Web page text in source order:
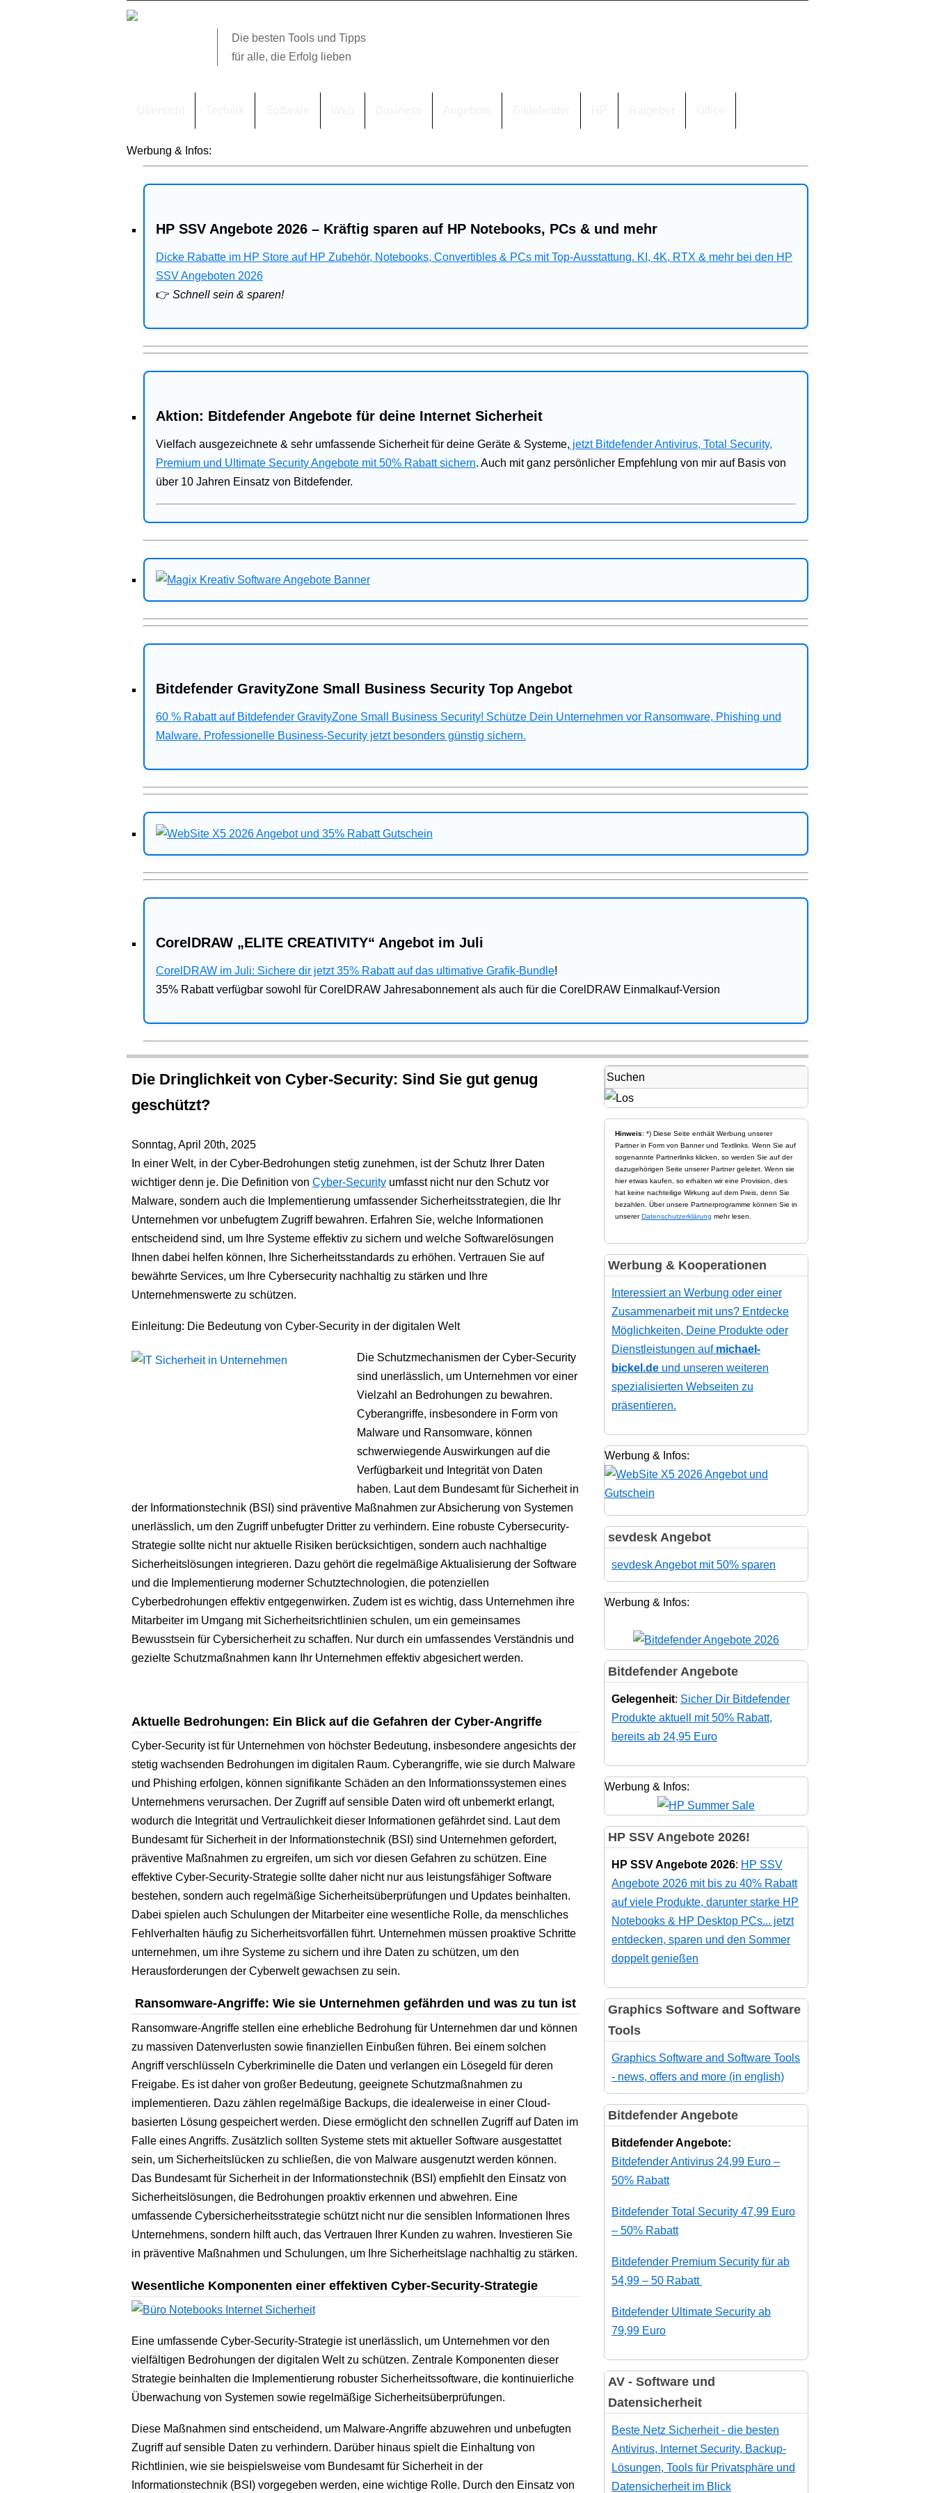
Die besten Tools und Tipps
für alle, die Erfolg lieben
Werbung & Infos:
HP SSV Angebote 2026 – Kräftig sparen auf HP Notebooks, PCs & und mehr
Dicke Rabatte im HP Store auf HP Zubehör, Notebooks, Convertibles & PCs mit Top-Ausstattung. KI, 4K, RTX & mehr bei den HP
SSV Angeboten 2026
👉 Schnell sein & sparen!
Aktion: Bitdefender Angebote für deine Internet Sicherheit
Vielfach ausgezeichnete & sehr umfassende Sicherheit für deine Geräte & Systeme, jetzt Bitdefender Antivirus, Total Security,
Premium und Ultimate Security Angebote mit 50% Rabatt sichern. Auch mit ganz persönlicher Empfehlung von mir auf Basis von
über 10 Jahren Einsatz von Bitdefender.
Bitdefender GravityZone Small Business Security Top Angebot
60 % Rabatt auf Bitdefender GravityZone Small Business Security! Schütze Dein Unternehmen vor Ransomware, Phishing und
Malware. Professionelle Business-Security jetzt besonders günstig sichern.
CorelDRAW „ELITE CREATIVITY“ Angebot im Juli
CorelDRAW im Juli: Sichere dir jetzt 35% Rabatt auf das ultimative Grafik-Bundle!
35% Rabatt verfügbar sowohl für CorelDRAW Jahresabonnement als auch für die CorelDRAW Einmalkauf-Version
Die Dringlichkeit von Cyber-Security: Sind Sie gut genug
geschützt?
Sonntag, April 20th, 2025
In einer Welt, in der Cyber-Bedrohungen stetig zunehmen, ist der Schutz Ihrer Daten
wichtiger denn je. Die Definition von Cyber-Securityumfasst nicht nur den Schutz vor
Malware, sondern auch die Implementierung umfassender Sicherheitsstrategien, die Ihr
Unternehmen vor unbefugtem Zugriff bewahren. Erfahren Sie, welche Informationen
entscheidend sind, um Ihre Systeme effektiv zu sichern und welche Softwarelösungen
Ihnen dabei helfen können, Ihre Sicherheitsstandards zu erhöhen. Vertrauen Sie auf
bewährte Services, um Ihre Cybersecurity nachhaltig zu stärken und Ihre
Unternehmenswerte zu schützen.
Einleitung: Die Bedeutung von Cyber-Security in der digitalen Welt
Die Schutzmechanismen der Cyber-Security
sind unerlässlich, um Unternehmen vor einer
Vielzahl an Bedrohungen zu bewahren.
Cyberangriffe, insbesondere in Form von
Malware und Ransomware, können
schwerwiegende Auswirkungen auf die
Verfügbarkeit und Integrität von Daten
haben. Laut dem Bundesamt für Sicherheit in
der Informationstechnik (BSI) sind präventive Maßnahmen zur Absicherung von Systemen
unerlässlich, um den Zugriff unbefugter Dritter zu verhindern. Eine robuste Cybersecurity-
Strategie sollte nicht nur aktuelle Risiken berücksichtigen, sondern auch nachhaltige
Sicherheitslösungen integrieren. Dazu gehört die regelmäßige Aktualisierung der Software
und die Implementierung moderner Schutztechnologien, die potenziellen
Cyberbedrohungen effektiv entgegenwirken. Zudem ist es wichtig, dass Unternehmen ihre
Mitarbeiter im Umgang mit Sicherheitsrichtlinien schulen, um ein gemeinsames
Bewusstsein für Cybersicherheit zu schaffen. Nur durch ein umfassendes Verständnis und
gezielte Schutzmaßnahmen kann Ihr Unternehmen effektiv abgesichert werden.
Aktuelle Bedrohungen: Ein Blick auf die Gefahren der Cyber-Angriffe
Cyber-Security ist für Unternehmen von höchster Bedeutung, insbesondere angesichts der
stetig wachsenden Bedrohungen im digitalen Raum. Cyberangriffe, wie sie durch Malware
und Phishing erfolgen, können signifikante Schäden an den Informationssystemen eines
Unternehmens verursachen. Der Zugriff auf sensible Daten wird oft unbemerkt erlangt,
wodurch die Integrität und Vertraulichkeit dieser Informationen gefährdet sind. Laut dem
Bundesamt für Sicherheit in der Informationstechnik (BSI) sind Unternehmen gefordert,
präventive Maßnahmen zu ergreifen, um sich vor diesen Gefahren zu schützen. Eine
effektive Cyber-Security-Strategie sollte daher nicht nur aus leistungsfähiger Software
bestehen, sondern auch regelmäßige Sicherheitsüberprüfungen und Updates beinhalten.
Dabei spielen auch Schulungen der Mitarbeiter eine wesentliche Rolle, da menschliches
Fehlverhalten häufig zu Sicherheitsvorfällen führt. Unternehmen müssen proaktive Schritte
unternehmen, um ihre Systeme zu sichern und ihre Daten zu schützen, um den
Herausforderungen der Cyberwelt gewachsen zu sein.
Ransomware-Angriffe: Wie sie Unternehmen gefährden und was zu tun ist
Ransomware-Angriffe stellen eine erhebliche Bedrohung für Unternehmen dar und können
zu massiven Datenverlusten sowie finanziellen Einbußen führen. Bei einem solchen
Angriff verschlüsseln Cyberkriminelle die Daten und verlangen ein Lösegeld für deren
Freigabe. Es ist daher von großer Bedeutung, geeignete Schutzmaßnahmen zu
implementieren. Dazu zählen regelmäßige Backups, die idealerweise in einer Cloud-
basierten Lösung gespeichert werden. Diese ermöglicht den schnellen Zugriff auf Daten im
Falle eines Angriffs. Zusätzlich sollten Systeme stets mit aktueller Software ausgestattet
sein, um Sicherheitslücken zu schließen, die von Malware ausgenutzt werden können.
Das Bundesamt für Sicherheit in der Informationstechnik (BSI) empfiehlt den Einsatz von
Sicherheitslösungen, die Bedrohungen proaktiv erkennen und abwehren. Eine
umfassende Cybersicherheitsstrategie schützt nicht nur die sensiblen Informationen Ihres
Unternehmens, sondern hilft auch, das Vertrauen Ihrer Kunden zu wahren. Investieren Sie
in präventive Maßnahmen und Schulungen, um Ihre Sicherheitslage nachhaltig zu stärken.
Wesentliche Komponenten einer effektiven Cyber-Security-Strategie
Eine umfassende Cyber-Security-Strategie ist unerlässlich, um Unternehmen vor den
vielfältigen Bedrohungen der digitalen Welt zu schützen. Zentrale Komponenten dieser
Strategie beinhalten die Implementierung robuster Sicherheitssoftware, die kontinuierliche
Überwachung von Systemen sowie regelmäßige Sicherheitsüberprüfungen.
Diese Maßnahmen sind entscheidend, um Malware-Angriffe abzuwehren und unbefugten
Zugriff auf sensible Daten zu verhindern. Darüber hinaus spielt die Einhaltung von
Richtlinien, wie sie beispielsweise vom Bundesamt für Sicherheit in der
Informationstechnik (BSI) vorgegeben werden, eine wichtige Rolle. Durch den Einsatz von
Hinweis: *) Diese Seite enthält Werbung unserer
Partner in Form von Banner und Textlinks. Wenn Sie auf
sogenannte Partnerlinks klicken, so werden Sie auf der
dazugehörigen Seite unserer Partner geleitet. Wenn sie
hier etwas kaufen, so erhalten wir eine Provision, dies
hat keine nachteilige Wirkung auf dem Preis, denn Sie
bezahlen. Über unsere Partnerprogramme können Sie in
unsererDatenschutzerklärung mehr lesen.
Werbung & Kooperationen
Interessiert an Werbung oder einer
Zusammenarbeit mit uns? Entdecke
Möglichkeiten, Deine Produkte oder
Dienstleistungen auf michael-
bickel.de und unseren weiteren
spezialisierten Webseiten zu
präsentieren.
Werbung & Infos:
sevdesk Angebot
sevdesk Angebot mit 50% sparen
Werbung & Infos:
Bitdefender Angebote
Gelegenheit: Sicher Dir Bitdefender
Produkte aktuell mit 50% Rabatt,
bereits ab 24,95 Euro
Werbung & Infos:
HP SSV Angebote 2026!
HP SSV Angebote 2026: HP SSV
Angebote 2026 mit bis zu 40% Rabatt
auf viele Produkte, darunter starke HP
Notebooks & HP Desktop PCs... jetzt
entdecken, sparen und den Sommer
doppelt genießen
Graphics Software and Software
Tools
Graphics Software and Software Tools
- news, offers and more (in english)
Bitdefender Angebote
Bitdefender Angebote:
Bitdefender Antivirus 24,99 Euro –
50% Rabatt
Bitdefender Total Security 47,99 Euro
– 50% Rabatt
Bitdefender Premium Security für ab
54,99 – 50 Rabatt
Bitdefender Ultimate Security ab
79,99 Euro
AV - Software und
Datensicherheit
Beste Netz Sicherheit - die besten
Antivirus, Internet Security, Backup-
Lösungen, Tools für Privatsphäre und
Datensicherheit im Blick